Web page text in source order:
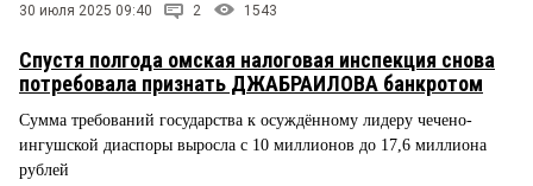
30 июля 2025 09:40 2 1543
Спустя полгода омская налоговая инспекция снова
потребовала признать ДЖАБРАИЛОВА банкротом
Сумма требований государства к осуждённому лидеру чечено-
ингушской диаспоры выросла с 10 миллионов до 17,6 миллиона
рублей